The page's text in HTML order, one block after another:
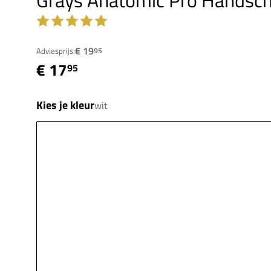
Adviesprijs:€ 1995
€ 1795
Kies je kleurwit